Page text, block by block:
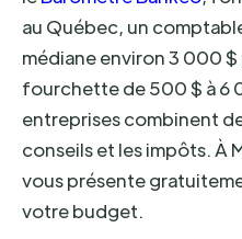
au Québec, un
médiane environ 3 000 $
fourchette de 500 $ à 6
entreprises combinent
conseils et les impôts. À
vous présente
votre budget.